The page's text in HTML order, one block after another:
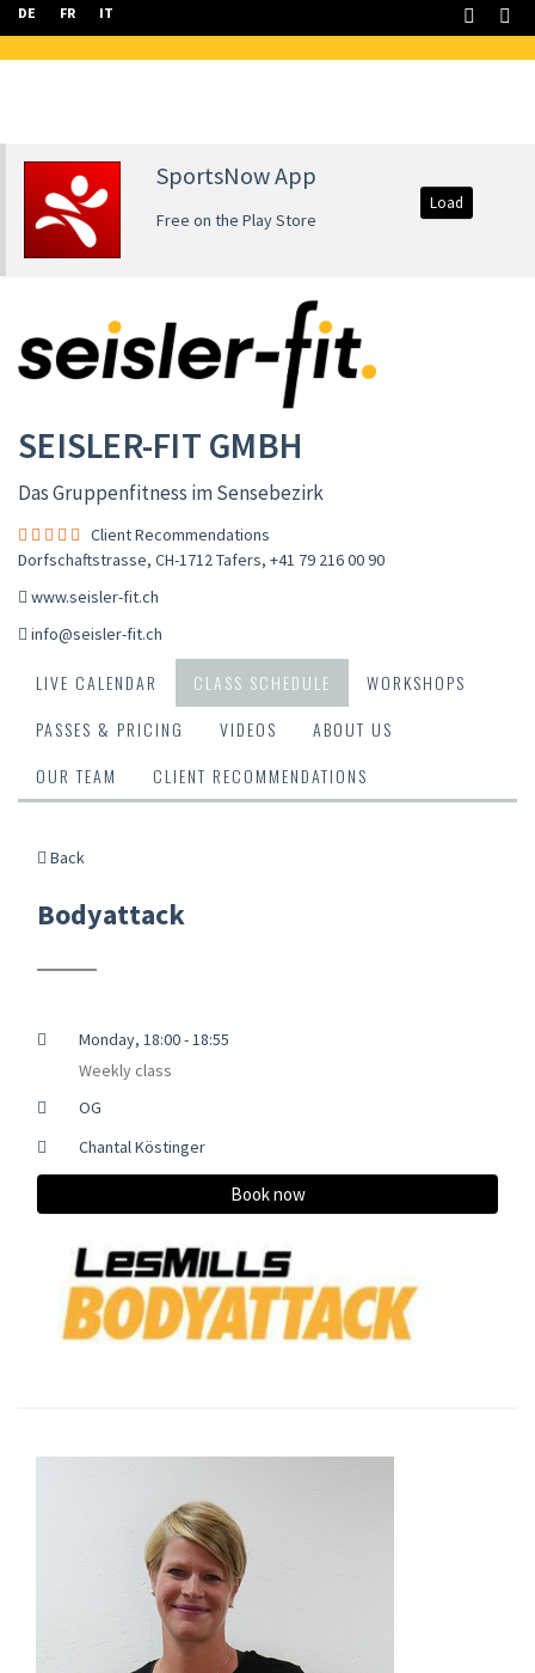
DE FR IT
SportsNow App
Free on the Play Store
Load
SEISLER-FIT GMBH
Das Gruppenfitness im Sensebezirk
Client Recommendations
Dorfschaftstrasse, CH-1712 Tafers, +41 79 216 00 90
www.seisler-fit.ch
info@seisler-fit.ch
LIVE CALENDAR CLASS SCHEDULE
WORKSHOPS
PASSES & PRICING
VIDEOS
ABOUT US
OUR TEAM
CLIENT RECOMMENDATIONS
Back
Bodyattack
Monday, 18:00 - 18:55
Weekly class
OG
Chantal Köstinger
Book now